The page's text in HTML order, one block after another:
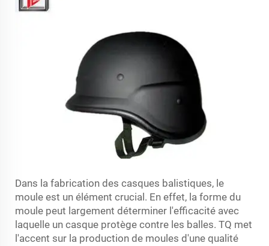
Dans la fabrication des casques balistiques, le
moule est un élément crucial. En effet, la forme du
moule peut largement déterminer l'efficacité avec
laquelle un casque protège contre les balles. TQ met
l'accent sur la production de moules d'une qualité